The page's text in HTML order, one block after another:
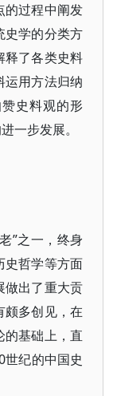
的过程中阐发
史学的分类方
释了各类史料
运用方法归纳
史料观的形
一步发展。
”之一，终身
史哲学等方面
做出了重大贡
多创见，在
基础上，直
纪的中国史